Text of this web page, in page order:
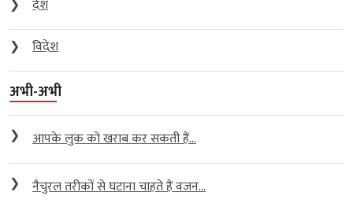
❯
देश
❯
विदेश
अभी-अभी
❯ आपके लुक को खराब कर सकती हैं...
❯ नैचुरल तरीकों से घटाना चाहते हैं वजन...